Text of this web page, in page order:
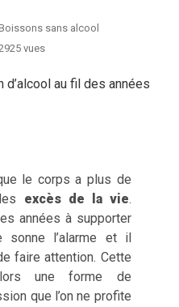
sans alcool
vues
le corps a plus de
excès de la vie.
années à supporter
sonne l’alarme et il
faire attention. Cette
une forme de
que l’on ne profite